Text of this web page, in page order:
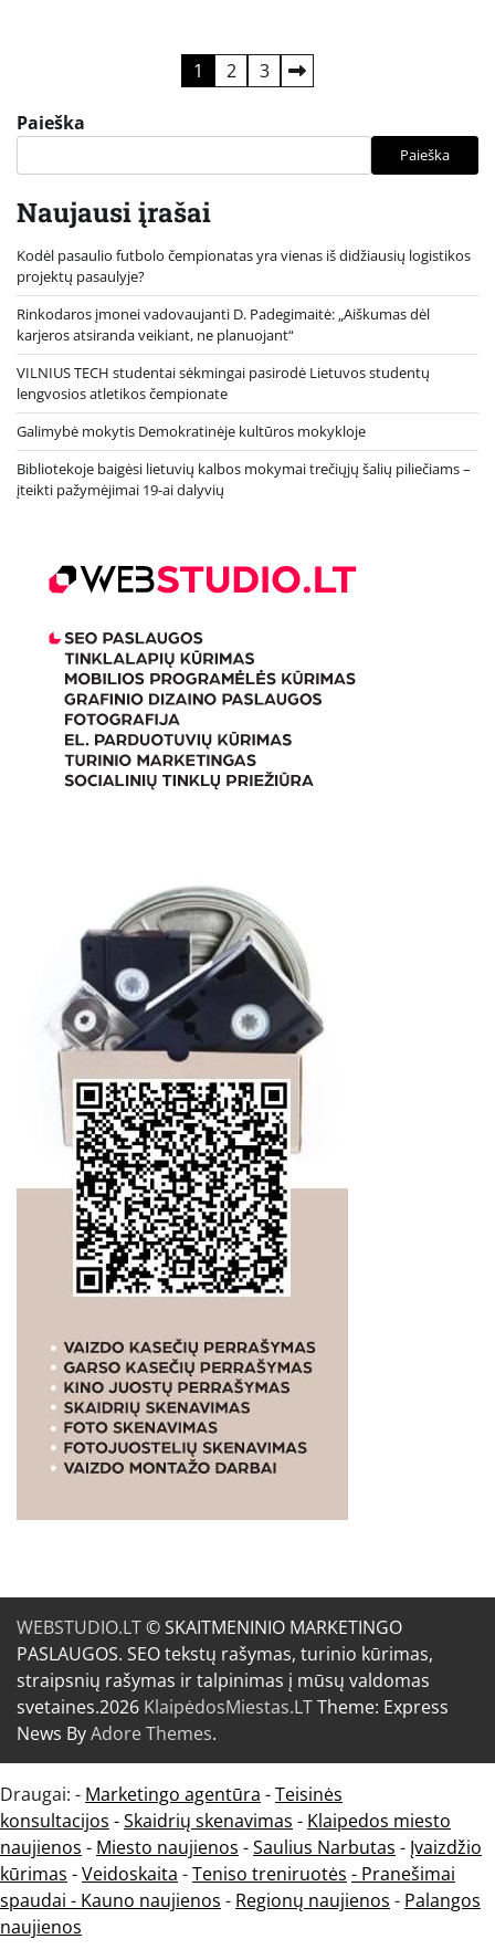
puslapiavimas
1 2 3
Paieška
Paieška
Naujausi įrašai
Kodėl pasaulio futbolo čempionatas yra vienas iš didžiausių logistikos
projektų pasaulyje?
Rinkodaros įmonei vadovaujanti D. Padegimaitė: „Aiškumas dėl
karjeros atsiranda veikiant, ne planuojant“
VILNIUS TECH studentai sėkmingai pasirodė Lietuvos studentų
lengvosios atletikos čempionate
Galimybė mokytis Demokratinėje kultūros mokykloje
Bibliotekoje baigėsi lietuvių kalbos mokymai trečiųjų šalių piliečiams –
įteikti pažymėjimai 19-ai dalyvių
WEBSTUDIO.LT© SKAITMENINIO MARKETINGO
PASLAUGOS. SEO tekstų rašymas, turinio kūrimas,
straipsnių rašymas ir talpinimas į mūsų valdomas
svetaines.2026 KlaipėdosMiestas.LTTheme: Express
News ByAdore Themes.
Draugai: - Marketingo agentūra -Teisinės
konsultacijos -Skaidrių skenavimas - Klaipedos miesto
naujienos - Miesto naujienos -Saulius Narbutas - Įvaizdžio
kūrimas -Veidoskaita -Teniso treniruotės - Pranešimai
spaudai - Kauno naujienos - Regionų naujienos - Palangos
naujienos